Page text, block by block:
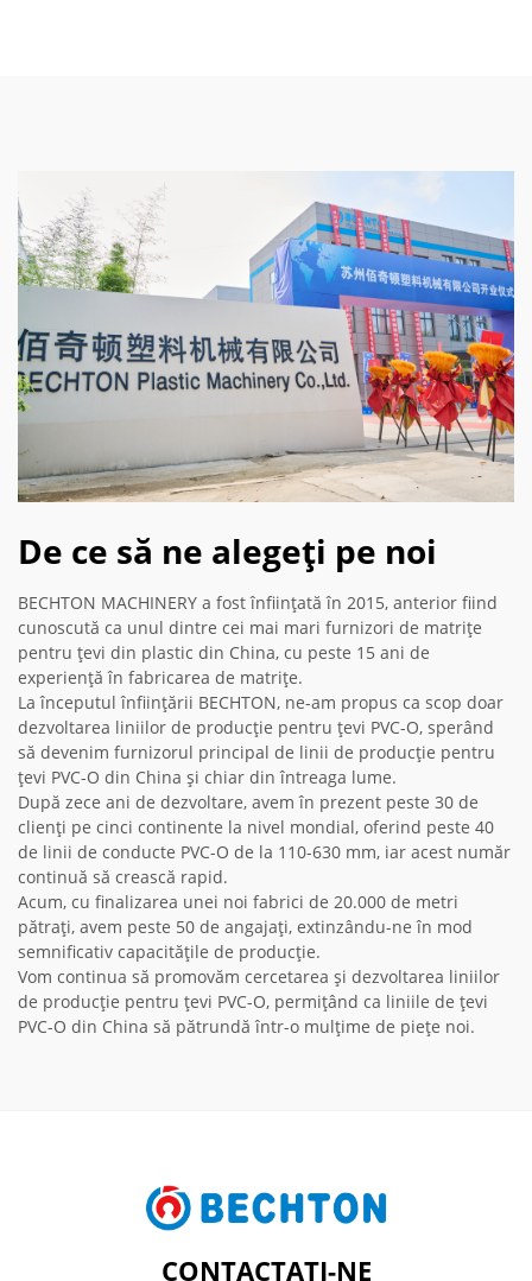
De ce să ne alegeți pe noi
BECHTON MACHINERY a fost înființată în 2015, anterior fiind
cunoscută ca unul dintre cei mai mari furnizori de matrițe
pentru țevi din plastic din China, cu peste 15 ani de
experiență în fabricarea de matrițe.
La începutul înființării BECHTON, ne-am propus ca scop doar
dezvoltarea liniilor de producție pentru țevi PVC-O, sperând
să devenim furnizorul principal de linii de producție pentru
țevi PVC-O din China și chiar din întreaga lume.
După zece ani de dezvoltare, avem în prezent peste 30 de
clienți pe cinci continente la nivel mondial, oferind peste 40
de linii de conducte PVC-O de la 110-630 mm, iar acest număr
continuă să crească rapid.
Acum, cu finalizarea unei noi fabrici de 20.000 de metri
pătrați, avem peste 50 de angajați, extinzându-ne în mod
semnificativ capacitățile de producție.
Vom continua să promovăm cercetarea și dezvoltarea liniilor
de producție pentru țevi PVC-O, permițând ca liniile de țevi
PVC-O din China să pătrundă într-o mulțime de piețe noi.
CONTACTAȚI-NE